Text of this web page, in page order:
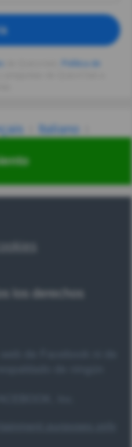
Italiano
汉语
los derechos